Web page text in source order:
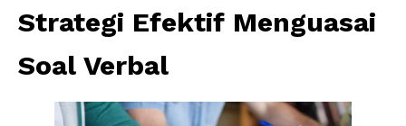
Strategi Efektif Menguasai
Soal Verbal